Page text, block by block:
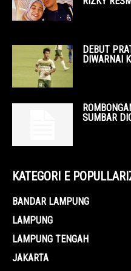
DEBUT
DIWARNAI
SUMBAR
KATEGORI E
BANDAR LAMPUNG
LAMPUNG
LAMPUNG TENGAH
JAKARTA